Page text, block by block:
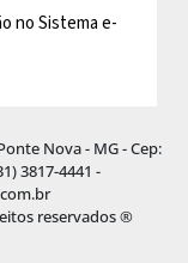
no Sistema e-
Nova - MG - Cep:
3817-4441 -
reservados ®